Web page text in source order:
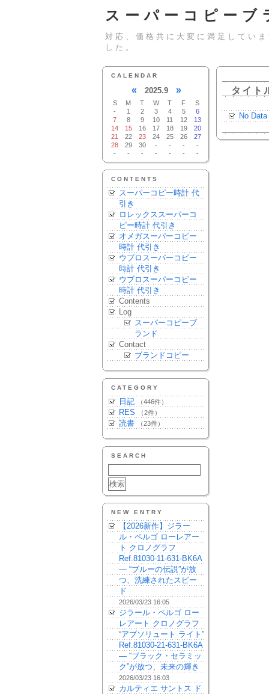
スーパーコピー
対応、価格共に大変に満足してい
した。
タイト
No Data
CALENDAR
« 2025.9 »
S M T W T F
S
-
1 2 3 4 5
6
7
8 9 10 11 12
13
14
15 16 17 18 19
20
21
22 23 24 25 26
27
28
29 30 - - -
-
-
- - - - - -
CONTENTS
スーパーコピー時計 代
引き
ロレックススーパーコ
ピー時計 代引き
オメガスーパーコピー
時計 代引き
ウブロスーパーコピー
時計 代引き
ウブロスーパーコピー
時計 代引き
Contents
Log
スーパーコピーブ
ランド
Contact
ブランドコピー
CATEGORY
日記 （446件）
RES （2件）
読書 （23件）
SEARCH
NEW ENTRY
【2026新作】ジラー
ル・ペルゴ ローレアー
ト クロノグラフ
Ref.81030-11-631-BK6A
— “ブルーの伝説”が放
つ、洗練されたスピー
ド
2026/03/23 16:05
ジラール・ペルゴ ロー
レアート クロノグラフ
“アブソリュート ライト”
Ref.81030-21-631-BK6A
— “ブラック・セラミッ
ク”が放つ、未来の輝き
2026/03/23 16:03
カルティエ サントス ド